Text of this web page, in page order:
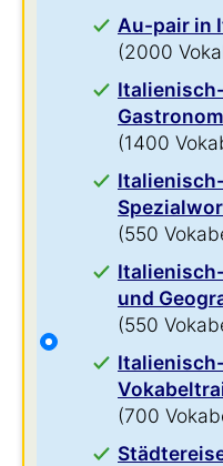
Au-pair in
(2000
(1400
(550
und
(550
(700